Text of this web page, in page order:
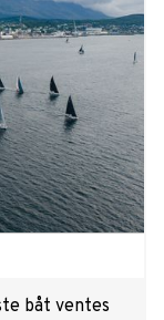
båt ventes